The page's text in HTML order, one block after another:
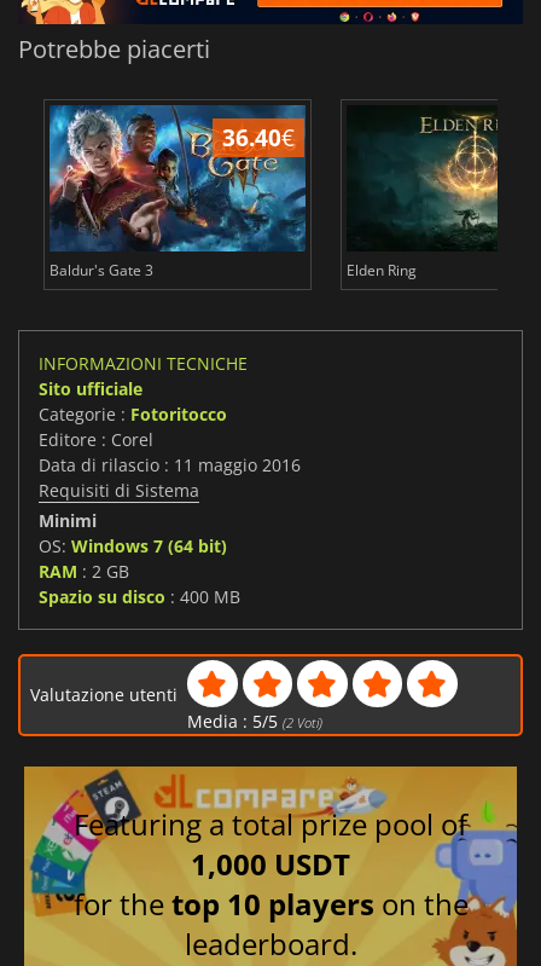
Potrebbe piacerti
36.40€
Baldur's Gate 3 Elden Ring
INFORMAZIONI TECNICHE
Sito ufficiale
Categorie : Fotoritocco
Editore : Corel
Data di rilascio : 11 maggio 2016
Requisiti di Sistema
Minimi
OS: Windows 7 (64 bit)
RAM : 2 GB
Spazio su disco : 400 MB
Valutazione utenti
Media : 5/5 (2Voti)
Featuring a total prize pool of
1,000 USDT
for thetop 10 players on the
leaderboard.